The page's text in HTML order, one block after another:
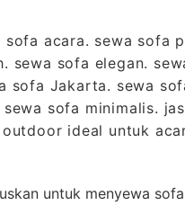
sofa acara. sewa sofa
sewa sofa elegan.
sofa Jakarta. sewa
sewa sofa minimalis.
ideal untuk
untuk menyewa